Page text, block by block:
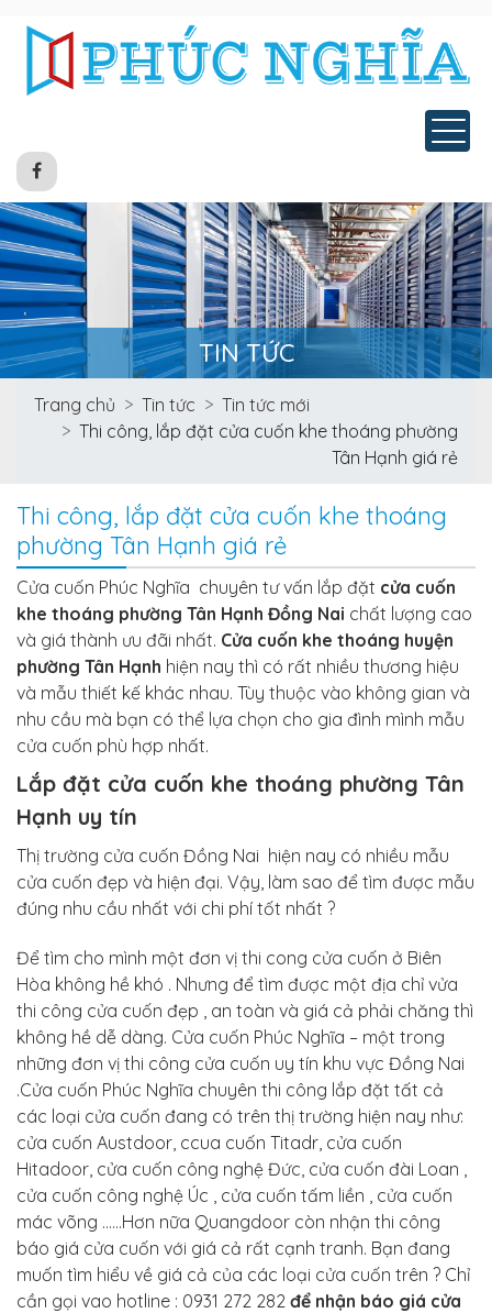
TIN TỨC
Trang chủ Tin tức
Tin tức mới
Thi công, lắp đặt cửa cuốn khe thoáng phường
Tân Hạnh giá rẻ
Thi công, lắp đặt cửa cuốn khe thoáng
phường Tân Hạnh giá rẻ
Cửa cuốn Phúc Nghĩa chuyên tư vấn lắp đặt cửa cuốn
khe thoáng phường Tân Hạnh Đồng Nai chất lượng cao
và giá thành ưu đãi nhất. Cửa cuốn khe thoáng huyện
phường Tân Hạnh hiện nay thì có rất nhiều thương hiệu
và mẫu thiết kế khác nhau. Tùy thuộc vào không gian và
nhu cầu mà bạn có thể lựa chọn cho gia đình mình mẫu
cửa cuốn phù hợp nhất.
Lắp đặt cửa cuốn khe thoáng phường Tân
Hạnh uy tín
Thị trường cửa cuốn Đồng Nai hiện nay có nhiều mẫu
cửa cuốn đẹp và hiện đại. Vậy, làm sao để tìm được mẫu
đúng nhu cầu nhất với chi phí tốt nhất ?
Để tìm cho mình một đơn vị thi cong cửa cuốn ở Biên
Hòa không hề khó . Nhưng để tìm được một địa chỉ vửa
thi công cửa cuốn đẹp , an toàn và giá cả phải chăng thì
không hề dễ dàng. Cửa cuốn Phúc Nghĩa – một trong
những đơn vị thi công cửa cuốn uy tín khu vực Đồng Nai
.Cửa cuốn Phúc Nghĩa chuyên thi công lắp đặt tất cả
các loại cửa cuốn đang có trên thị trường hiện nay như:
cửa cuốn Austdoor, ccua cuốn Titadr, cửa cuốn
Hitadoor, cửa cuốn công nghệ Đức, cửa cuốn đài Loan ,
cửa cuốn công nghệ Úc , cửa cuốn tấm liền , cửa cuốn
mác võng ……Hơn nữa Quangdoor còn nhận thi công
báo giá cửa cuốn với giá cả rất cạnh tranh. Bạn đang
muốn tìm hiểu về giá cả của các loại cửa cuốn trên ? Chỉ
cần gọi vao hotline : 0931 272 282 để nhận báo giá cửa